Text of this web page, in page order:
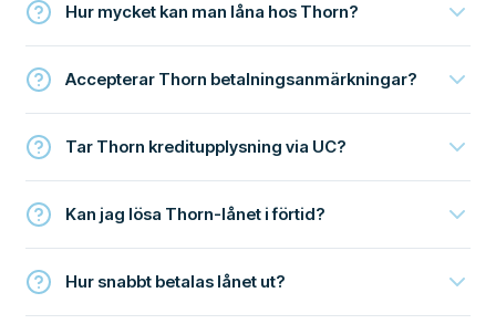
Hur mycket kan man låna hos Thorn?
Accepterar Thorn betalningsanmärkningar?
Tar Thorn kreditupplysning via UC?
Kan jag lösa Thorn-lånet i förtid?
Hur snabbt betalas lånet ut?